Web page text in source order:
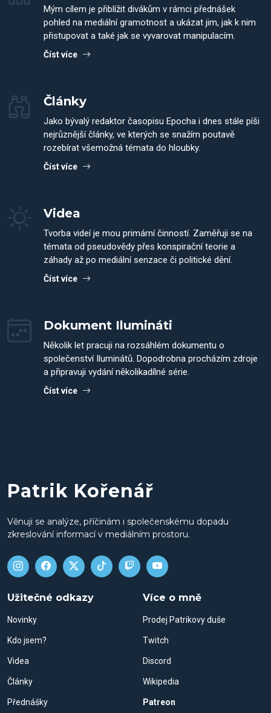
Mým cílem je přiblížit divákům v rámci přednášek
pohled na mediální gramotnost a ukázat jim, jak k nim
přistupovat a také jak se vyvarovat manipulacím.
Číst více
Články
Jako bývalý redaktor časopisu Epocha i dnes stále píši
nejrůznější články, ve kterých se snažím poutavě
rozebírat všemožná témata do hloubky.
Číst více
Videa
Tvorba videí je mou primární činností. Zaměřuji se na
témata od pseudovědy přes konspirační teorie a
záhady až po mediální senzace či politické dění.
Číst více
Dokument Ilumináti
Několik let pracuji na rozsáhlém dokumentu o
společenství Iluminátů. Dopodrobna procházím zdroje
a připravuji vydání několikadílné série.
Číst více
Patrik Kořenář
Věnuji se analýze, příčinám i společenskému dopadu
zkreslování informací v mediálním prostoru.
Užitečné odkazy
Novinky
Kdo jsem?
Videa
Články
Přednášky
Více o mně
Prodej Patrikovy duše
Twitch
Discord
Wikipedia
Patreon